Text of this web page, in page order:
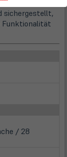
am
sichergestellt,
Funktionalität
/ 28